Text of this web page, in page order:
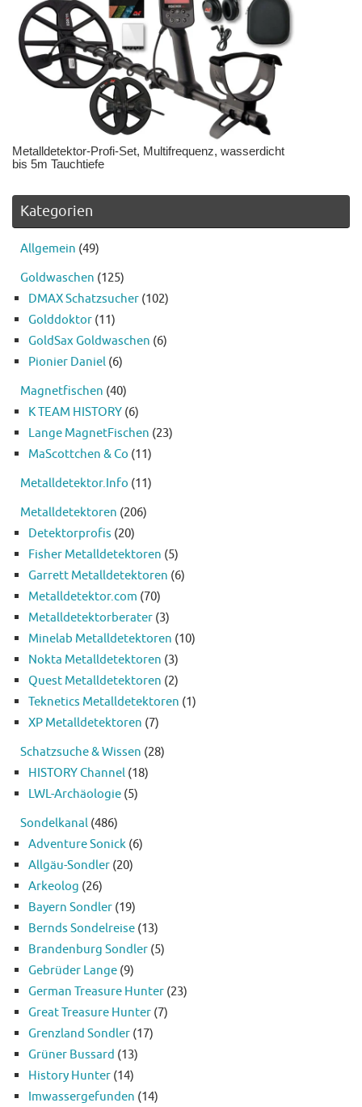
Metalldetektor-Profi-Set, Multifrequenz, wasserdicht
bis 5m Tauchtiefe
Kategorien
Allgemein (49)
Goldwaschen (125)
DMAX Schatzsucher (102)
Golddoktor (11)
GoldSax Goldwaschen (6)
Pionier Daniel (6)
Magnetfischen (40)
K TEAM HISTORY (6)
Lange MagnetFischen (23)
MaScottchen & Co (11)
Metalldetektor.Info (11)
Metalldetektoren (206)
Detektorprofis (20)
Fisher Metalldetektoren (5)
Garrett Metalldetektoren (6)
Metalldetektor.com (70)
Metalldetektorberater (3)
Minelab Metalldetektoren (10)
Nokta Metalldetektoren (3)
Quest Metalldetektoren (2)
Teknetics Metalldetektoren (1)
XP Metalldetektoren (7)
Schatzsuche & Wissen (28)
HISTORY Channel (18)
LWL-Archäologie (5)
Sondelkanal (486)
Adventure Sonick (6)
Allgäu-Sondler (20)
Arkeolog (26)
Bayern Sondler (19)
Bernds Sondelreise (13)
Brandenburg Sondler (5)
Gebrüder Lange (9)
German Treasure Hunter (23)
Great Treasure Hunter (7)
Grenzland Sondler (17)
Grüner Bussard (13)
History Hunter (14)
Imwassergefunden (14)